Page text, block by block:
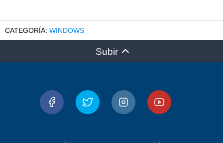
WINDOWS
Subir